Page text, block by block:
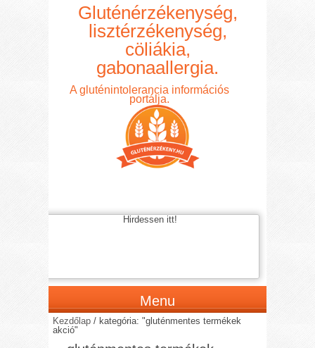
Gluténérzékenység,
lisztérzékenység,
cöliákia,
gabonaallergia.
A gluténintolerancia információs
portálja.
Hirdessen itt!
Menu
Kezdőlap / kategória: "gluténmentes termékek
akció"